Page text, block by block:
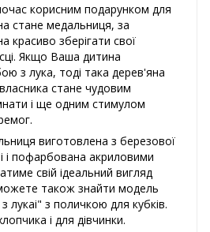
корисним подарунком для
стане медальниця, за
зберігати свої
Якщо Ваша дитина
з лука, тоді така дерев'яна
стане чудовим
і ще одним стимулом
виготовлена з березової
і пофарбована акриловими
свій ідеальний вигляд
також знайти модель
лукаі" з поличкою для кубків.
і для дівчинки.